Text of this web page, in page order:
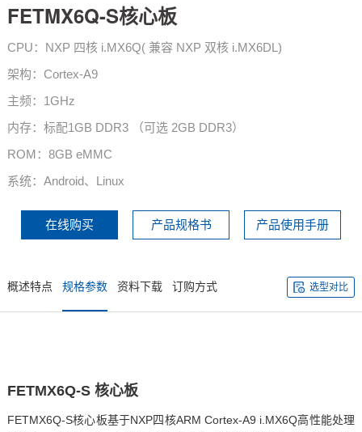
FETMX6Q-S核心板
CPU：NXP 四核 i.MX6Q( 兼容 NXP 双核 i.MX6DL)
架构：Cortex-A9
主频：1GHz
内存：标配1GB DDR3 （可选 2GB DDR3）
ROM：8GB eMMC
系统：Android、Linux
在线购买 产品规格书 产品使用手册
概述特点 规格参数 资料下载 订购方式 选型对比
FETMX6Q-S 核心板
FETMX6Q-S核心板基于NXP四核ARM Cortex-A9 i.MX6Q高性能处理